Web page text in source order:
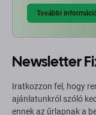
További
Newsletter
Iratkozzon fel, hogy
ajánlatunkról szóló
ennek az űrlapnak a